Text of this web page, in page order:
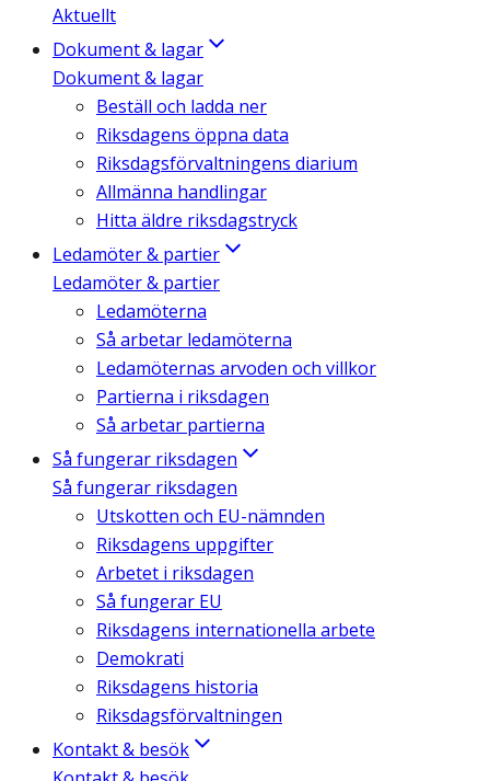
Aktuellt
Dokument & lagar
Dokument & lagar
Beställ och ladda ner
Riksdagens öppna data
Riksdagsförvaltningens diarium
Allmänna handlingar
Hitta äldre riksdagstryck
Ledamöter & partier
Ledamöter & partier
Ledamöterna
Så arbetar ledamöterna
Ledamöternas arvoden och villkor
Partierna i riksdagen
Så arbetar partierna
Så fungerar riksdagen
Så fungerar riksdagen
Utskotten och EU-nämnden
Riksdagens uppgifter
Arbetet i riksdagen
Så fungerar EU
Riksdagens internationella arbete
Demokrati
Riksdagens historia
Riksdagsförvaltningen
Kontakt & besök